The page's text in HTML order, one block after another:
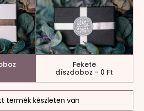
Fekete
díszdoboz - 0 Ft
termék készleten van